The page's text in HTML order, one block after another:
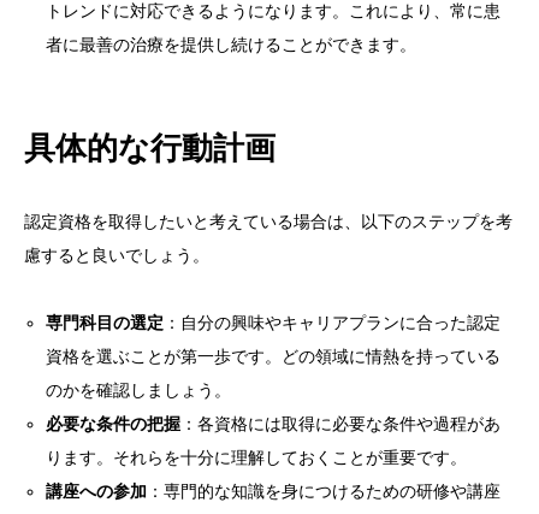
トレンドに対応できるようになります。これにより、常に患
者に最善の治療を提供し続けることができます。
具体的な行動計画
認定資格を取得したいと考えている場合は、以下のステップを考
慮すると良いでしょう。
専門科目の選定 ：自分の興味やキャリアプランに合った認定
資格を選ぶことが第一歩です。どの領域に情熱を持っている
のかを確認しましょう。
必要な条件の把握 ：各資格には取得に必要な条件や過程があ
ります。それらを十分に理解しておくことが重要です。
講座への参加 ：専門的な知識を身につけるための研修や講座